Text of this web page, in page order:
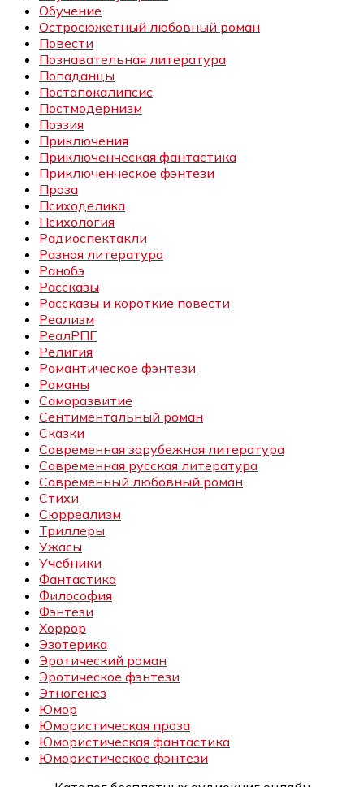
Обучение
Остросюжетный любовный роман
Повести
Познавательная литература
Попаданцы
Постапокалипсис
Постмодернизм
Поэзия
Приключения
Приключенческая фантастика
Приключенческое фэнтези
Проза
Психоделика
Психология
Радиоспектакли
Разная литература
Ранобэ
Рассказы
Рассказы и короткие повести
Реализм
РеалРПГ
Религия
Романтическое фэнтези
Романы
Саморазвитие
Сентиментальный роман
Сказки
Современная зарубежная литература
Современная русская литература
Современный любовный роман
Стихи
Сюрреализм
Триллеры
Ужасы
Учебники
Фантастика
Философия
Фэнтези
Хоррор
Эзотерика
Эротический роман
Эротическое фэнтези
Этногенез
Юмор
Юмористическая проза
Юмористическая фантастика
Юмористическое фэнтези